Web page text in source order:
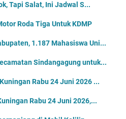
Tapi Salat, Ini Jadwal S...
Roda Tiga Untuk KDMP
1.187 Mahasiswa Uni...
Sindangagung untuk...
Rabu 24 Juni 2026 ...
Rabu 24 Juni 2026,...